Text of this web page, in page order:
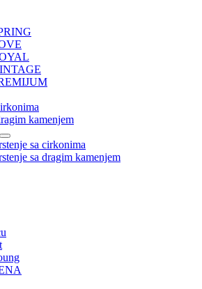
kamenjem
sa cirkonima
sa dragim kamenjem